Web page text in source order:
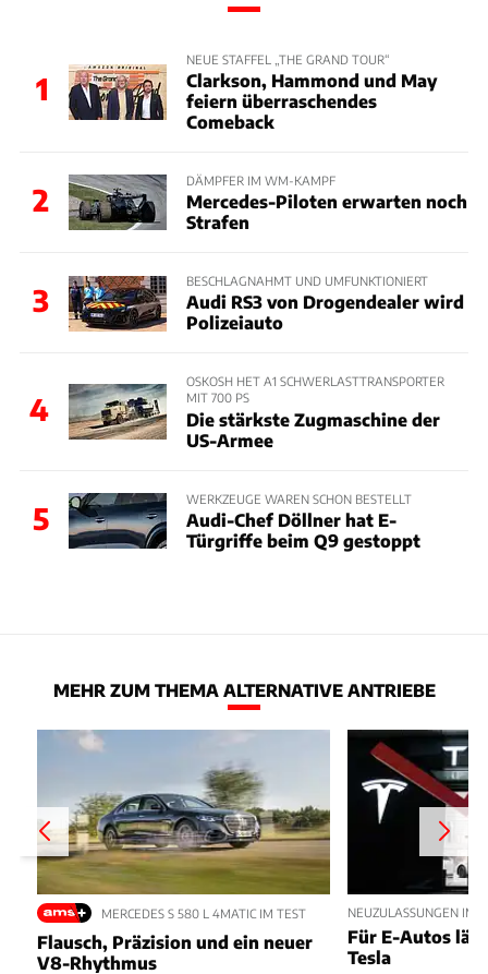
1
NEUE STAFFEL „THE GRAND TOUR“
Clarkson, Hammond und May
feiern überraschendes
Comeback
2
DÄMPFER IM WM-KAMPF
Mercedes-Piloten erwarten noch
Strafen
3
BESCHLAGNAHMT UND UMFUNKTIONIERT
Audi RS3 von Drogendealer wird
Polizeiauto
4
OSKOSH HET A1 SCHWERLASTTRANSPORTER
MIT 700 PS
Die stärkste Zugmaschine der
US-Armee
5
WERKZEUGE WAREN SCHON BESTELLT
Audi-Chef Döllner hat E-
Türgriffe beim Q9 gestoppt
MEHR ZUM THEMA ALTERNATIVE ANTRIEBE
MERCEDES S 580 L 4MATIC IM TEST
Flausch, Präzision und ein neuer
V8-Rhythmus
NEUZULASSUNGEN IM
Für E-Autos
Tesla